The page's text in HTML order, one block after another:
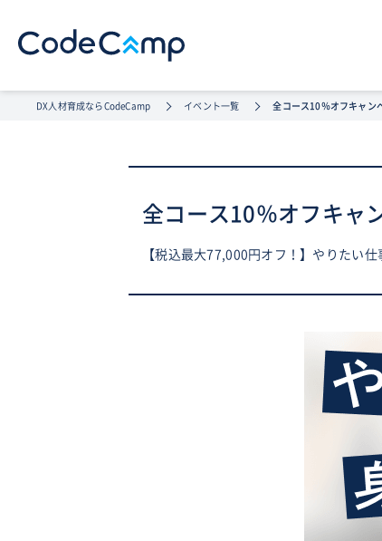
DX人材育成ならCodeCamp イベント一覧 全コース10％オフキャン
全コース10％オフキャ
【税込最大77,000円オフ！】やりたい